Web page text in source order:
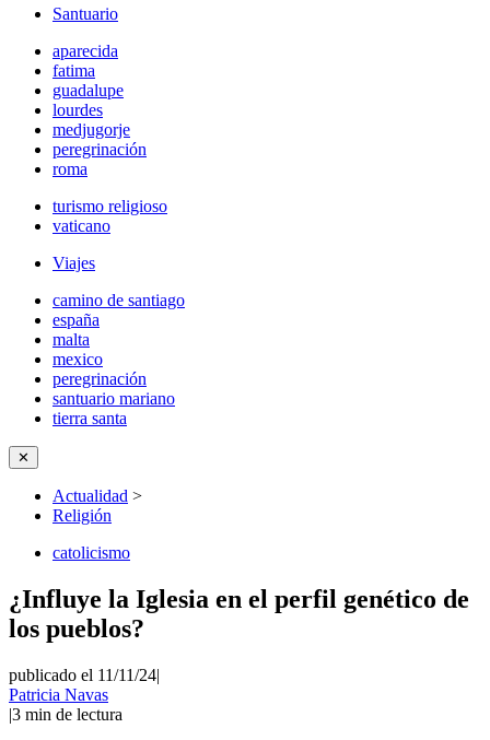
Santuario
aparecida
fatima
guadalupe
lourdes
medjugorje
peregrinación
roma
turismo religioso
vaticano
Viajes
camino de santiago
españa
malta
mexico
peregrinación
santuario mariano
tierra santa
✕
Actualidad >
Religión
catolicismo
¿Influye la Iglesia en el perfil genético de
los pueblos?
publicado el 11/11/24|
Patricia Navas
|3 min de lectura